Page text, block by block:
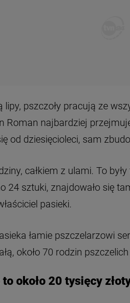
pszczoły pracują ze
Roman najbardziej
od dziesięcioleci, sam
całkiem z ulami. To
24 sztuki, znajdowało się
pasieki.
łamie pszczelarzowi
około 70 rodzin
około 20 tysięcy